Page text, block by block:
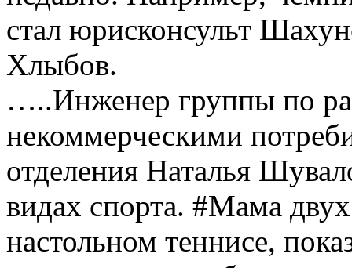
стал юрисконсульт
Хлыбов.
…..Инженер группы по
некоммерческими
отделения Наталья
видах спорта. #Мама двух
настольном теннисе,